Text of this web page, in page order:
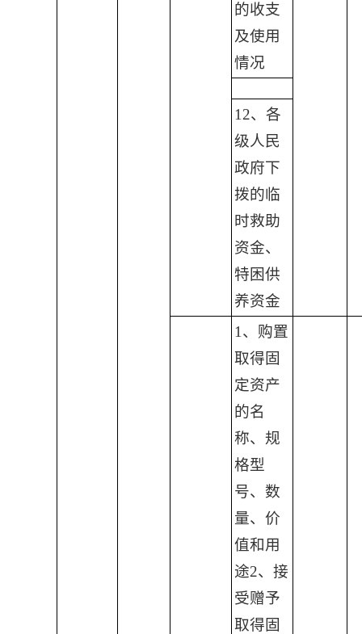
的收支
及使用
情况
12、各
级人民
政府下
拨的临
时救助
资金、
特困供
养资金
1、购置
取得固
定资产
的名
称、规
格型
号、数
量、价
值和用
途2、接
受赠予
取得固